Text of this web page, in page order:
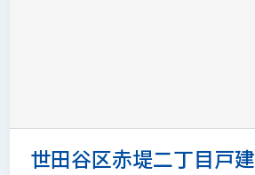
世田谷区赤堤二丁目戸建